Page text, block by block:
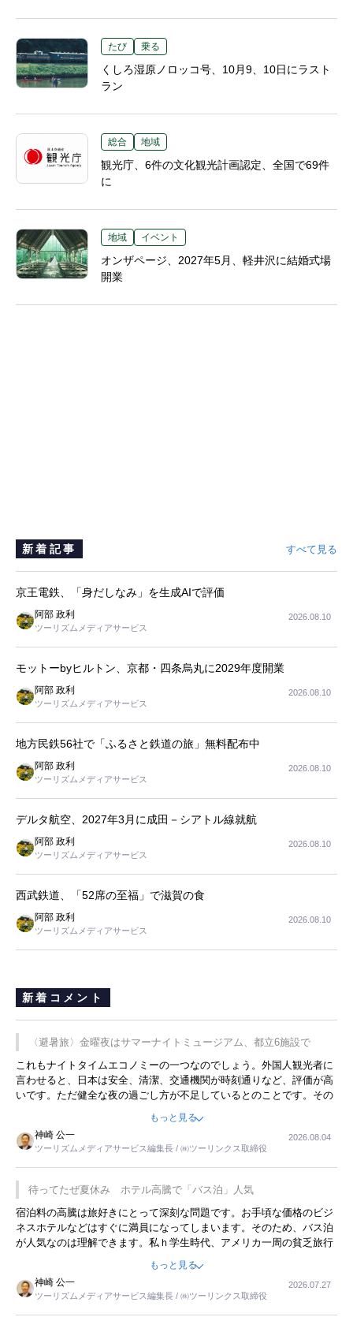
たび 乗る
くしろ湿原ノロッコ号、10月9、10日にラスト
ラン
総合 地域
観光庁、6件の文化観光計画認定、全国で69件
に
地域 イベント
オンザページ、2027年5月、軽井沢に結婚式場
開業
新着記事 すべて見る
京王電鉄、「身だしなみ」を生成AIで評価
阿部 政利
ツーリズムメディアサービス
2026.08.10
モットーbyヒルトン、京都・四条烏丸に2029年度開業
阿部 政利
ツーリズムメディアサービス
2026.08.10
地方民鉄56社で「ふるさと鉄道の旅」無料配布中
阿部 政利
ツーリズムメディアサービス
2026.08.10
デルタ航空、2027年3月に成田－シアトル線就航
阿部 政利
ツーリズムメディアサービス
2026.08.10
西武鉄道、「52席の至福」で滋賀の食
阿部 政利
ツーリズムメディアサービス
2026.08.10
新着コメント
〈避暑旅〉金曜夜はサマーナイトミュージアム、都立6施設で
これもナイトタイムエコノミーの一つなのでしょう。外国人観光者に
言わせると、日本は安全、清潔、交通機関が時刻通りなど、評価が高
いです。ただ健全な夜の過ごし方が不足しているとのことです。その
ような意味で、金曜夜にこのようなイベントが行われれば、日本人に
限らず外国人にとっても楽しみが増えるでしょうね。
もっと見る
神崎 公一
ツーリズムメディアサービス編集長 / ㈱ツーリンクス取締役
2026.08.04
待ってたぜ夏休み ホテル高騰で「バス泊」人気
宿泊料の高騰は旅好きにとって深刻な問題です。お手頃な価格のビジ
ネスホテルなどはすぐに満員になってしまいます。そのため、バス泊
が人気なのは理解できます。私ｈ学生時代、アメリカ一周の貧乏旅行
をした時は、移動はグレイハウンドバスでした。夕方から夜の便を利
用してホテル代を浮かせていました。ただし、若いからできたことで
す。若い人が夜行バスで京都に行った、青森に行ったと聞くと、疲れ
が残らないのかなと思ってしまいます。
もっと見る
神崎 公一
ツーリズムメディアサービス編集長 / ㈱ツーリンクス取締役
2026.07.27